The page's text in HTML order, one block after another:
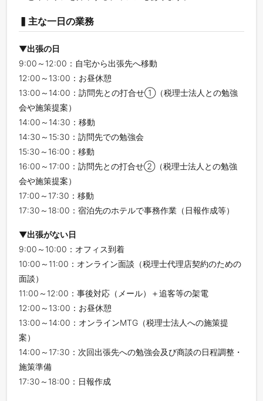
▍主な一日の業務
▼出張の日
9:00～12:00：自宅から出張先へ移動
12:00～13:00：お昼休憩
13:00～14:00：訪問先との打合せ①（税理士法人との勉強
会や施策提案）
14:00～14:30：移動
14:30～15:30：訪問先での勉強会
15:30～16:00：移動
16:00～17:00：訪問先との打合せ②（税理士法人との勉強
会や施策提案）
17:00～17:30：移動
17:30～18:00：宿泊先のホテルで事務作業（日報作成等）
▼出張がない日
9:00～10:00：オフィス到着
10:00～11:00：オンライン面談（税理士代理店契約のための
面談）
11:00～12:00：事後対応（メール）＋追客等の架電
12:00～13:00：お昼休憩
13:00～14:00：オンラインMTG（税理士法人への施策提
案）
14:00～17:30：次回出張先への勉強会及び商談の日程調整・
施策準備
17:30～18:00：日報作成